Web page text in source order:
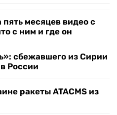
месяцев видео с
с ним и где он
сбежавшего из Сирии
России
ракеты ATACMS из